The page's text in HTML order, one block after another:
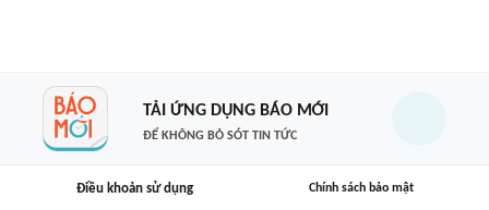
TẢI ỨNG DỤNG BÁO MỚI
ĐỂ KHÔNG BỎ SÓT TIN TỨC
Điều khoản sử dụng Chính sách bảo mật